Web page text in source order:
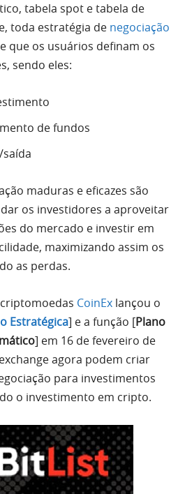
tabela spot e tabela de
toda estratégia de negociação
que os usuários definam os
sendo eles:
de fundos
maduras e eficazes são
os investidores a aproveitar
do mercado e investir em
maximizando assim os
as perdas.
CoinEx lançou o
Estratégica] e a função [Plano
] em 16 de fevereiro de
agora podem criar
para investimentos
o investimento em cripto.